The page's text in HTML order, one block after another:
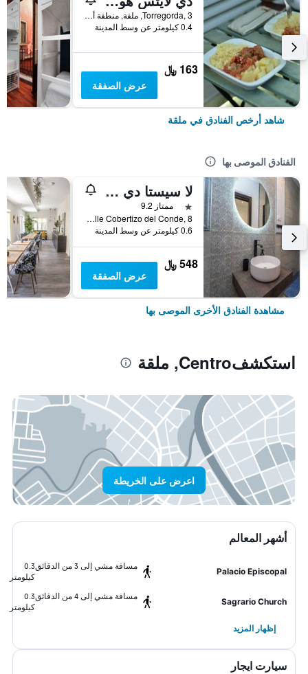
Torregorda, 3, ملقة, منطقة أندلوسيا, أسبانيا
0.4 كيلومتر عن وسط المدينة
163 ﷼
عرض الصفقة
شاهد أرخص الفنادق في ملقة
الفنادق الموصى بها
لا سيستا دي بيكاسو
نجمة واحدة
ممتاز 9.2
Calle Cobertizo del Conde, 8, ملقة, منطقة أندلوسيا, أسبانيا
0.6 كيلومتر عن وسط المدينة
548 ﷼
عرض الصفقة
مشاهدة الفنادق الأخرى الموصى بها
استكشفCentro, ملقة
اعرض على الخريطة
أشهر المعالم
Palacio Episcopal
مسافة مشي إلى 3 من الدقائق
0.3
كيلومتر
Sagrario Church
مسافة مشي إلى 4 من الدقائق
0.3
كيلومتر
إظهار المزيد
سيارت ايجار